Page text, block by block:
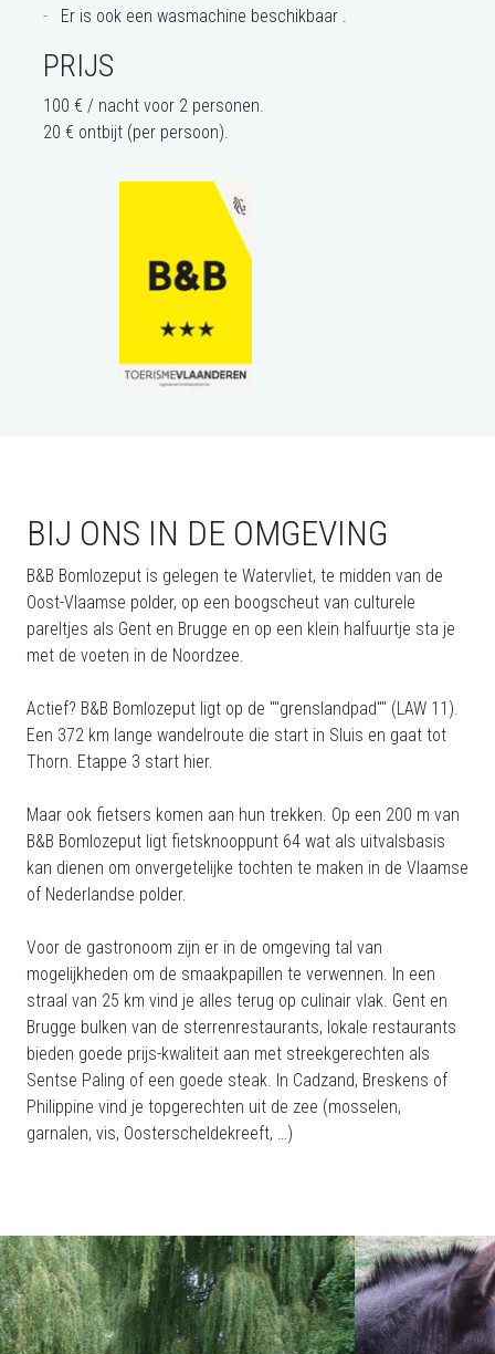
Er is ook een wasmachine beschikbaar .
PRIJS
100 € / nacht voor 2 personen.
20 € ontbijt (per persoon).
BIJ ONS IN DE OMGEVING
B&B Bomlozeput is gelegen te Watervliet, te midden van de
Oost-Vlaamse polder, op een boogscheut van culturele
pareltjes als Gent en Brugge en op een klein halfuurtje sta je
met de voeten in de Noordzee.
Actief? B&B Bomlozeput ligt op de ""grenslandpad"" (LAW 11).
Een 372 km lange wandelroute die start in Sluis en gaat tot
Thorn. Etappe 3 start hier.
Maar ook fietsers komen aan hun trekken. Op een 200 m van
B&B Bomlozeput ligt fietsknooppunt 64 wat als uitvalsbasis
kan dienen om onvergetelijke tochten te maken in de Vlaamse
of Nederlandse polder.
Voor de gastronoom zijn er in de omgeving tal van
mogelijkheden om de smaakpapillen te verwennen. In een
straal van 25 km vind je alles terug op culinair vlak. Gent en
Brugge bulken van de sterrenrestaurants, lokale restaurants
bieden goede prijs-kwaliteit aan met streekgerechten als
Sentse Paling of een goede steak. In Cadzand, Breskens of
Philippine vind je topgerechten uit de zee (mosselen,
garnalen, vis, Oosterscheldekreeft, …)